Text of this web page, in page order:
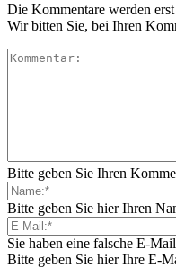
Die Kommentare werden
Wir bitten Sie, bei Ihren
Bitte geben Sie Ihren
Bitte geben Sie hier Ihren
Sie haben eine falsche E-
Bitte geben Sie hier Ihre E-